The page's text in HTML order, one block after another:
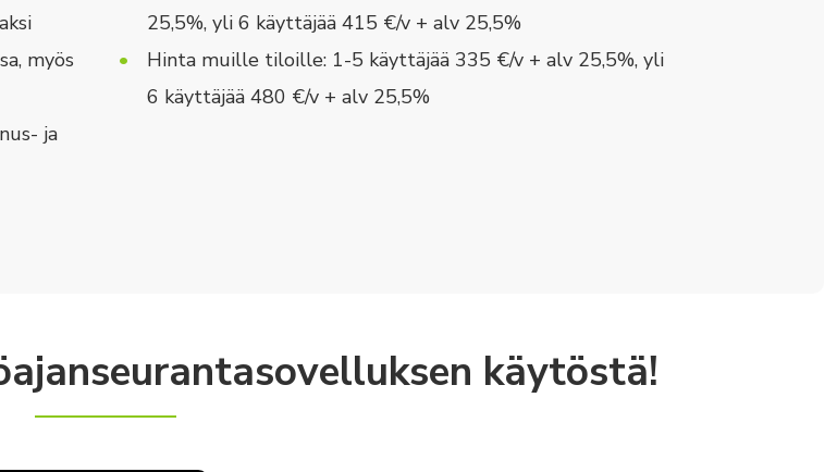
myös
ja
25,5%, yli 6 käyttäjää 415 €/v + alv 25,5%
Hinta muille tiloille: 1-5 käyttäjää 335 €/v + alv 25,5%, yli
6 käyttäjää 480 €/v + alv 25,5%
käytöstä!